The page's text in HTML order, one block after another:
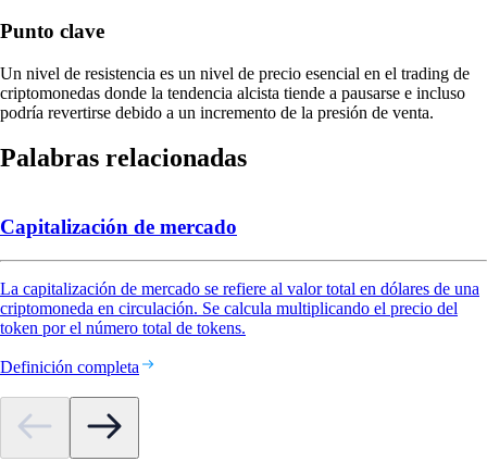
Punto clave
Un nivel de resistencia es un nivel de precio esencial en el trading de
criptomonedas donde la tendencia alcista tiende a pausarse e incluso
podría revertirse debido a un incremento de la presión de venta.
Palabras relacionadas
Capitalización de mercado
La capitalización de mercado se refiere al valor total en dólares de una
criptomoneda en circulación. Se calcula multiplicando el precio del
token por el número total de tokens.
Definición completa